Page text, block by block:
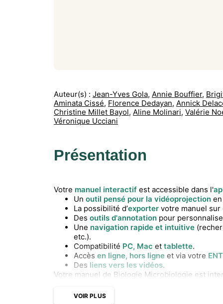
Auteur(s) : Jean-Yves Gola, Annie Bouffier,
Aminata Cissé, Florence Dedayan, Annick
Christine Millet Bayol, Aline Molinari, Valérie
Véronique Ucciani
Présentation
Votre manuel interactif est accessible dans l'
Un outil pensé pour la vidéoprojection
La possibilité d’exporter votre manuel sur
Des outils d'annotation pour
Une navigation rapide et intuitive
etc.).
Compatibilité PC, Mac et tablette.
Accès en ligne, hors ligne et via votre ENT
Des liens vers les vidéos.
Votre manuel de Biologie Microbiologie est
VOIR PLUS